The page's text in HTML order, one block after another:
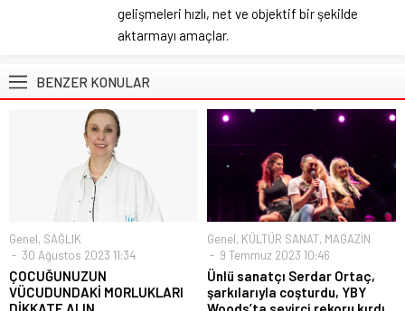
gelişmeleri hızlı, net ve objektif bir şekilde
aktarmayı amaçlar.
BENZER KONULAR
Genel, SAĞLIK
30 Ağustos 2023 11:34
ÇOCUĞUNUZUN
VÜCUDUNDAKİ MORLUKLARI
Genel, KÜLTÜR SANAT, MAGAZİN
9 Temmuz 2023 10:46
Ünlü sanatçı Serdar Ortaç,
şarkılarıyla coşturdu, YBY